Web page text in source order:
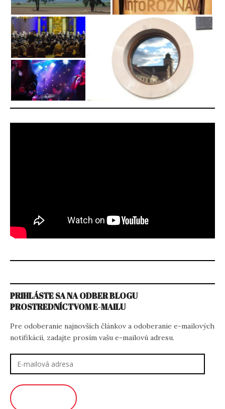
PRIHLÁSTE SA NA ODBER BLOGU
PROSTREDNÍCTVOM E-MAILU
Pre odoberanie najnovších článkov a odoberanie e-mailových
notifikácií, zadajte prosím vašu e-mailovú adresu.
adresa